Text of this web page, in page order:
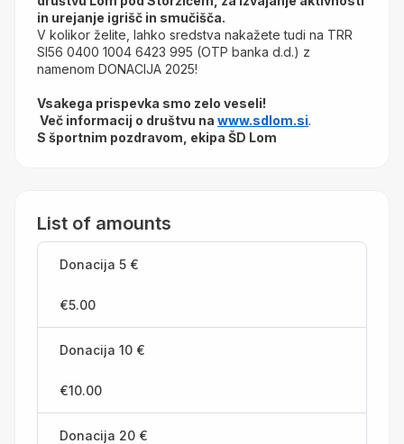
in urejanje igrišč in smučišča.
V kolikor želite, lahko sredstva nakažete tudi na TRR
SI56 0400 1004 6423 995 (OTP banka d.d.) z
namenom DONACIJA 2025!
Vsakega prispevka smo zelo veseli!
Več informacij o društvu na www.sdlom.si.
S športnim pozdravom, ekipa ŠD Lom
List of amounts
Donacija 5 €
€5.00
Donacija 10 €
€10.00
Donacija 20 €